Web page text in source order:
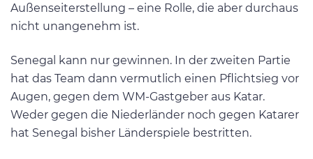
Außenseiterstellung – eine Rolle, die aber durchaus
nicht unangenehm ist.
Senegal kann nur gewinnen. In der zweiten Partie
hat das Team dann vermutlich einen Pflichtsieg vor
Augen, gegen dem WM-Gastgeber aus Katar.
Weder gegen die Niederländer noch gegen Katarer
hat Senegal bisher Länderspiele bestritten.